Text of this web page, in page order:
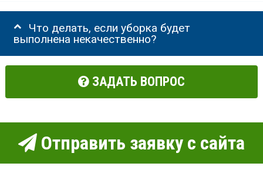
Что делать, если уборка будет
выполнена некачественно?
ЗАДАТЬ ВОПРОС
Отправить заявку с сайта